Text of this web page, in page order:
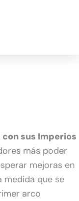
sus Imperios
más poder
mejoras en
medida que se
arco